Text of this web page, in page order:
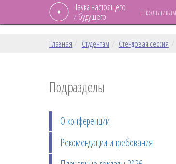
Наука настоящего
и будущего
Школьникам
Главная Студентам Стендовая сессия
Подразделы
О конференции
Рекомендации и требования